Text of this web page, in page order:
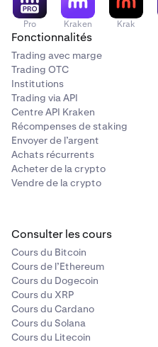
Pro Kraken Krak
Fonctionnalités
Trading avec marge
Trading OTC
Institutions
Trading via API
Centre API Kraken
Récompenses de staking
Envoyer de l’argent
Achats récurrents
Acheter de la crypto
Vendre de la crypto
Consulter les cours
Cours du Bitcoin
Cours de l’Ethereum
Cours du Dogecoin
Cours du XRP
Cours du Cardano
Cours du Solana
Cours du Litecoin